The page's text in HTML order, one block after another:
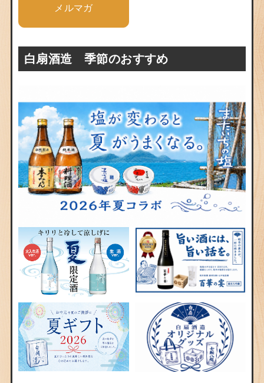
メルマガ
白扇酒造 季節のおすすめ